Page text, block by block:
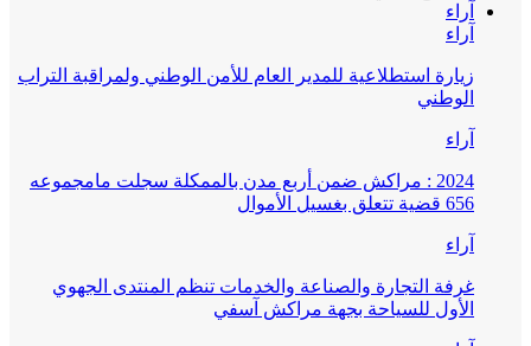
آراء
آراء
زيارة استطلاعية للمدير العام للأمن الوطني ولمراقبة التراب
الوطني
آراء
2024 : مراكش ضمن أربع مدن بالممكلة سجلت مامجموعه
656 قضية تتعلق بغسيل الأموال
آراء
غرفة التجارة والصناعة والخدمات تنظم المنتدى الجهوي
الأول للسياحة بجهة مراكش آسفي